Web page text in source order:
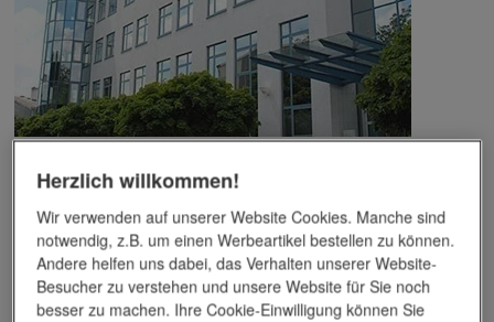
Das Unternehmen verfügt über jahrzehntelange Erfahrung im
Bereich der Werbemittelveredelung und im Werbeartikel-Markt.
Dieses Wissen kommt unseren Kunden tagtäglich zugute,
insbesondere wenn es um professionellenWerbedruckund
andere Veredelungsverfahren geht.
Unser Service
Herzlich willkommen!
Wir verwenden auf unserer Website Cookies. Manche sind
notwendig, z.B. um einen Werbeartikel bestellen zu können.
Andere helfen uns dabei, das Verhalten unserer Website-
Besucher zu verstehen und unsere Website für Sie noch
besser zu machen. Ihre Cookie-Einwilligung können Sie